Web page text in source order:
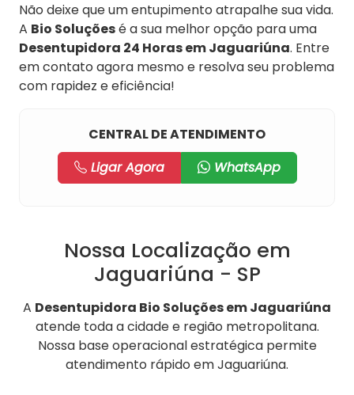
Não deixe que um entupimento atrapalhe sua vida.
A Bio Soluçõesé a sua melhor opção para uma
Desentupidora 24 Horas em Jaguariúna. Entre
em contato agora mesmo e resolva seu problema
com rapidez e eficiência!
CENTRAL DE ATENDIMENTO
Ligar Agora
WhatsApp
Nossa Localização em
Jaguariúna - SP
A Desentupidora Bio Soluções em Jaguariúna
atende toda a cidade e região metropolitana.
Nossa base operacional estratégica permite
atendimento rápido em Jaguariúna.